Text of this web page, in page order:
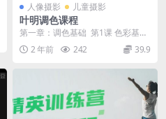
人像摄影 儿童摄影
叶明调色课程
第一章：调色基础 第1课 色彩基础
理论 (19:02) 试看 第2课 Cam...
2 年前 242 39.9